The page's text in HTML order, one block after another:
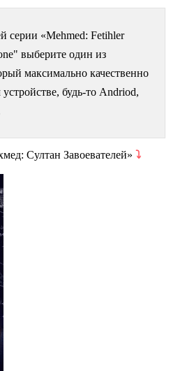
серии «Mehmed: Fetihler
выберите один из
максимально качественно
будь-то Andriod,
Султан Завоевателей» ⤵